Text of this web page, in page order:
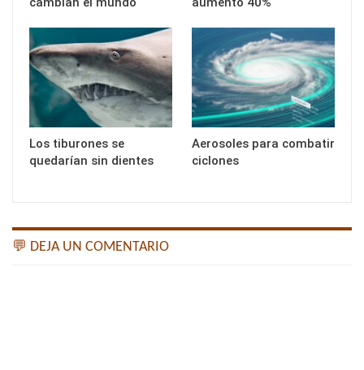
Los tiburones se
quedarían sin dientes
Aerosoles para combatir
ciclones
💬 DEJA UN COMENTARIO